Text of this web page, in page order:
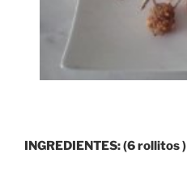
INGREDIENTES: (6 rollitos )